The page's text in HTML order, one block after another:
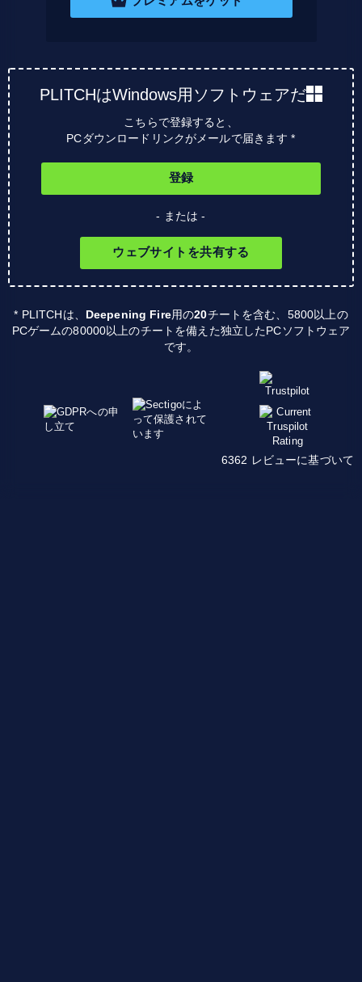
PLITCHはWindows用ソフトウェアだ
こちらで登録すると、
PCダウンロードリンクがメールで届きます *
登録
- または -
ウェブサイトを共有する
* PLITCHは、 Deepening Fire用の20チートを含む、5800以上の
PCゲームの80000以上のチートを備えた独立したPCソフトウェア
です。
6362 レビューに基づいて